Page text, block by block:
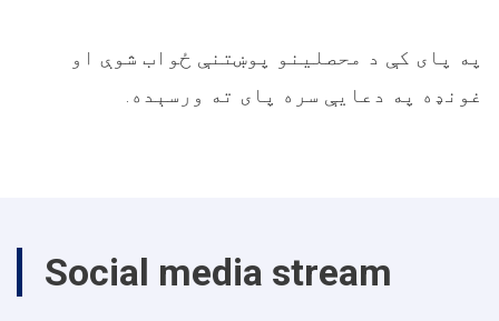
په پای کې د محصلينو پوښتنې ځواب شوې او
غونډه په دعایې سره پای ته ورسېده .
Social media stream